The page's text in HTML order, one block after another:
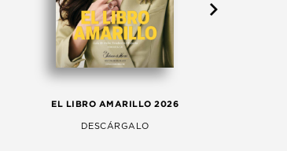
EL LIBRO AMARILLO 2026
DESCÁRGALO